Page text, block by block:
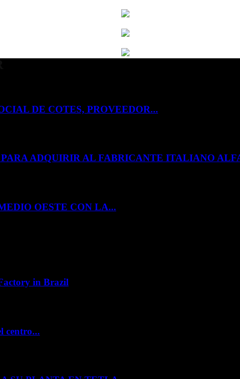
DE COTES, PROVEEDOR...
ADQUIRIR AL FABRICANTE ITALIANO
OESTE CON LA...
in Brazil
centro...